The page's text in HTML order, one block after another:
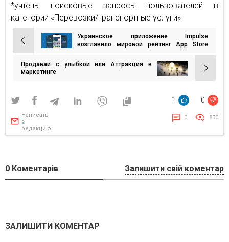
*учтены поисковые запросы пользователей в
категории «Перевозки/транспортные услуги»
Навигация
по
записям
Украинское приложение Impulse
возглавило мировой рейтинг App Store
Продавай с улыбкой или Аттракция в
маркетинге
1 0
Написать
в
редакцию
0 830
0 Коментарів Залишити свій коментар
ЗАЛИШИТИ КОМЕНТАР